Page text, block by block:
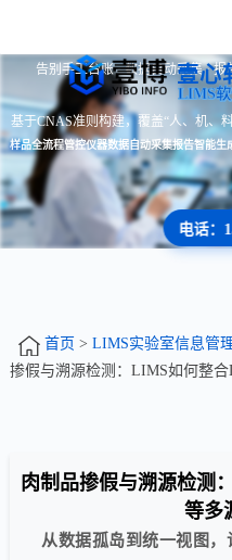
壹心
告别手工台账 · 数据自动采集 ·
LIMS
基于CNAS准则构建，覆盖“人、机、
样品全流程管控仪器数据自动采集报告智能生
电话：
首页 > LIMS实验室信息管
掺假与溯源检测：LIMS如何整合
肉制品掺假与溯源检测
等多
从数据孤岛到统一视图